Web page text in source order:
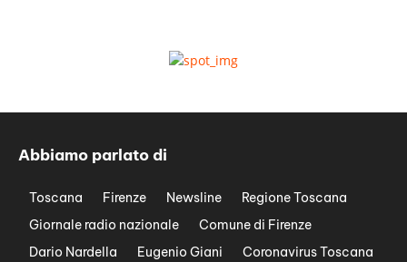
Abbiamo parlato di
Toscana Firenze Newsline
Regione Toscana
Giornale radio nazionale
Comune di Firenze
Dario Nardella
Eugenio Giani
Coronavirus Toscana